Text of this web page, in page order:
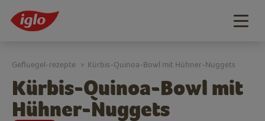
Kürbis-Quinoa-Bowl mit
Hühner-Nuggets
Gefluegel-rezepte > Kürbis-Quinoa-Bowl mit Hühner-Nuggets